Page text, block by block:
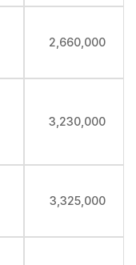
2,660,000
3,230,000
3,325,000